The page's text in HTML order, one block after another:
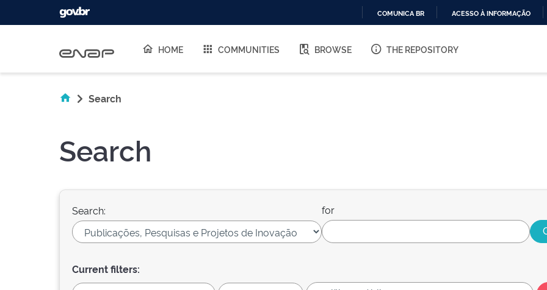
O
COMUNICA BR ACESSO À INFORMAÇÃO
HOME COMMUNITIES BROWSE THE REPOSITORY
Search
Search
Search: for
Current filters: